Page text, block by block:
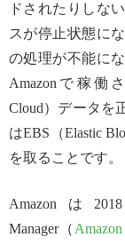
ドされたりしな
スが停止状態に
の処理が不能に
Amazonで稼働
Cloud）データを
はEBS（Elastic
を取ることです。
Amazonは
Manager（